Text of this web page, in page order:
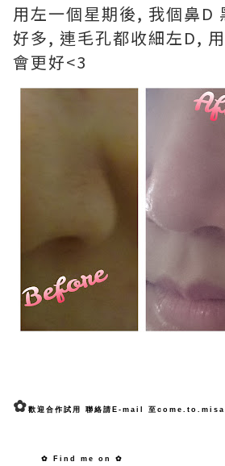
用左一個星期後, 我個鼻D
好多, 連毛孔都收細左D,
會更好<3
✿ 歡迎合作試用 聯絡請E-mail 至
✿ Find me on ✿